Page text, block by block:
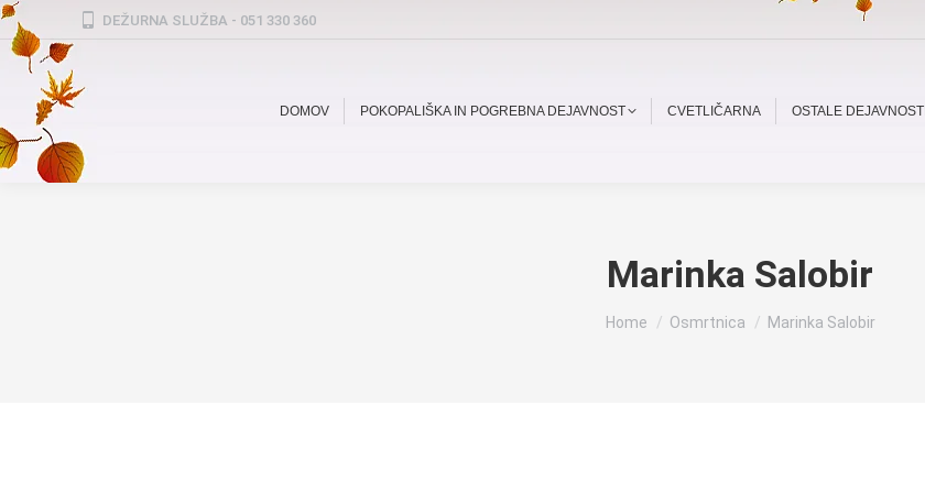
DEŽURNA SLUŽBA - 051 330 360
DOMOV POKOPALIŠKA IN POGREBNA DEJAVNOST CVETLIČARNA OSTALE DEJAVNOSTI
Marinka Salobir
You are here:
Home Osmrtnica Marinka Salobir